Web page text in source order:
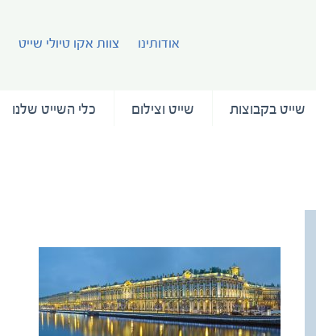
אודותינו צוות אקו טיולי שייט
שייט בקבוצות שייט וצילום כלי השייט שלנו